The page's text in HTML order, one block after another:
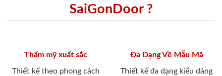
SaiGonDoor ?
Thẩm mỹ xuất sắc
Thiết kế theo phong cách
Đa Dạng Về Mẫu Mã
Thiết kế đa dạng kiểu dáng